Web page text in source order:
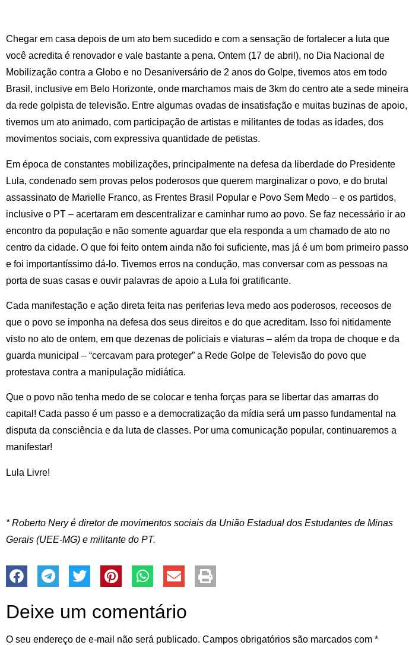
Chegar em casa depois de um ato bem sucedido e com a sensação de fortalecer a luta que
você acredita é renovador e vale bastante a pena. Ontem (17 de abril), no Dia Nacional de
Mobilização contra a Globo e no Desaniversário de 2 anos do Golpe, tivemos atos em todo
Brasil, inclusive em Belo Horizonte, onde marchamos mais de 3km do centro ate a sede mineira
da rede golpista de televisão. Entre algumas ovadas de insatisfação e muitas buzinas de apoio,
tivemos um ato animado, com participação de artistas e militantes de todas as idades, dos
movimentos sociais, com expressiva quantidade de petistas.
Em época de constantes mobilizações, principalmente na defesa da liberdade do Presidente
Lula, condenado sem provas pelos poderosos que querem marginalizar o povo, e do brutal
assassinato de Marielle Franco, as Frentes Brasil Popular e Povo Sem Medo – e os partidos,
inclusive o PT – acertaram em descentralizar e caminhar rumo ao povo. Se faz necessário ir ao
encontro da população e não somente aguardar que ela responda a um chamado de ato no
centro da cidade. O que foi feito ontem ainda não foi suficiente, mas já é um bom primeiro passo
e foi importantíssimo dá-lo. Tivemos erros na condução, mas conversar com as pessoas na
porta de suas casas e ouvir palavras de apoio a Lula foi gratificante.
Cada manifestação e ação direta feita nas periferias leva medo aos poderosos, receosos de
que o povo se imponha na defesa dos seus direitos e do que acreditam. Isso foi nitidamente
visto no ato de ontem, em que dezenas de policiais e viaturas – além da tropa de choque e da
guarda municipal – “cercavam para proteger” a Rede Golpe de Televisão do povo que
protestava contra a manipulação midiática.
Que o povo não tenha medo de se colocar e tenha forças para se libertar das amarras do
capital! Cada passo é um passo e a democratização da mídia será um passo fundamental na
disputa da consciência e da luta de classes. Por uma comunicação popular, continuaremos a
manifestar!
Lula Livre!
* Roberto Nery é diretor de movimentos sociais da União Estadual dos Estudantes de Minas
Gerais (UEE-MG) e militante do PT.
Deixe um comentário
O seu endereço de e-mail não será publicado. Campos obrigatórios são marcados com *